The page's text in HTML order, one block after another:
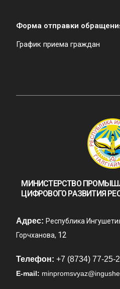
Форма отправки
График приема граждан
МИНИСТЕРСТВО
ЦИФРОВОГО РАЗВИТИЯ
Адрес: Республика
Горчханова, 12
Телефон: +7 (8734) 77-25-
E-mail: